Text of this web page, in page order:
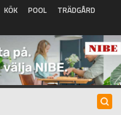
KÖK POOL
TRÄDGÅRD